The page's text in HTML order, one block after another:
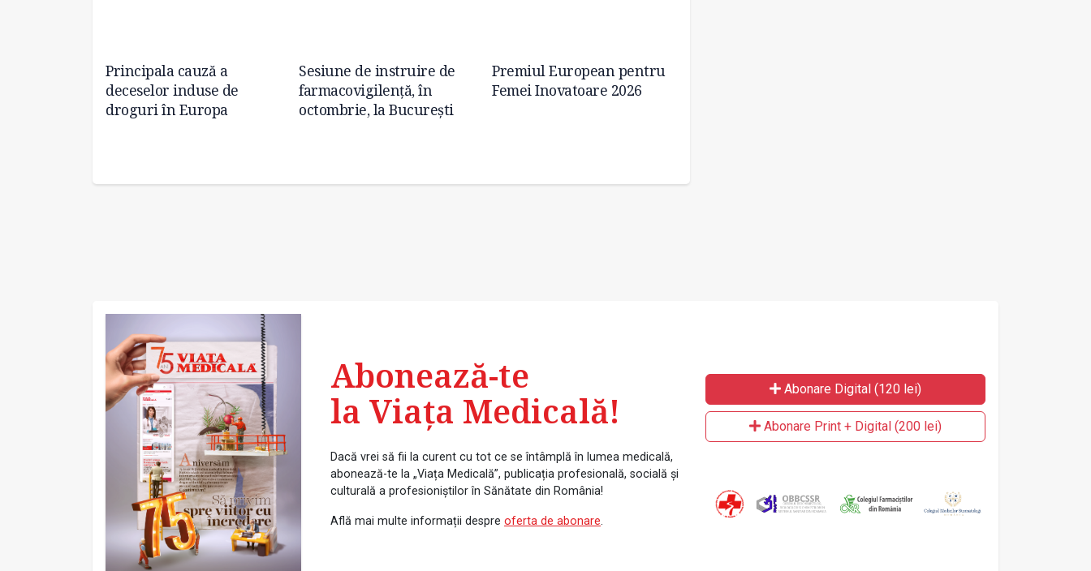
Principala cauză a
deceselor induse de
droguri în Europa
Sesiune de instruire de
farmacovigilență, în
octombrie, la București
Premiul European pentru
Femei Inovatoare 2026
Abonează-te
la Viața Medicală!
Dacă vrei să fii la curent cu tot ce se întâmplă în lumea medicală,
abonează-te la „Viața Medicală”, publicația profesională, socială și
culturală a profesioniștilor în Sănătate din România!
Află mai multe informații despre oferta de abonare.
Abonare Digital (120 lei)
Abonare Print + Digital (200 lei)